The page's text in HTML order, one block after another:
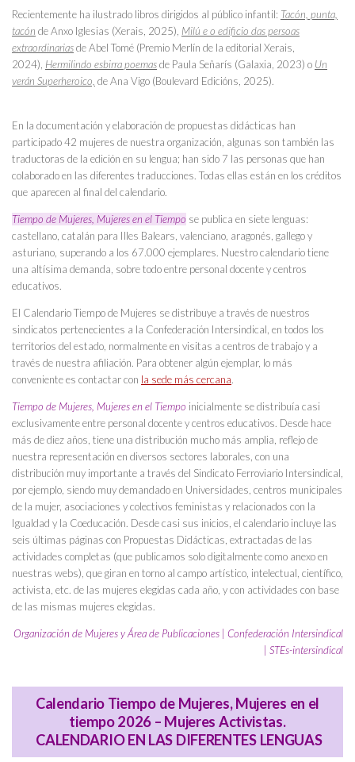
Recientemente ha ilustrado libros dirigidos al público infantil: Tacón, punta,
tacón de Anxo Iglesias (Xerais, 2025), Milú e o edificio das persoas
extraordinariasde Abel Tomé (Premio Merlín de la editorial Xerais,
2024), Hermilindo esbirra poemasde Paula Señarís (Galaxia, 2023) o Un
verán Superheroico, de Ana Vigo (Boulevard Edicións, 2025).
En la documentación y elaboración de propuestas didácticas han
participado 42 mujeres de nuestra organización, algunas son también las
traductoras de la edición en su lengua; han sido 7 las personas que han
colaborado en las diferentes traducciones. Todas ellas están en los créditos
que aparecen al final del calendario.
Tiempo de Mujeres, Mujeres en el Tiempo se publica en siete lenguas:
castellano, catalán para Illes Balears, valenciano, aragonés, gallego y
asturiano, superando a los 67.000 ejemplares. Nuestro calendario tiene
una altísima demanda, sobre todo entre personal docente y centros
educativos.
El Calendario Tiempo de Mujeres se distribuye a través de nuestros
sindicatos pertenecientes a la Confederación Intersindical, en todos los
territorios del estado, normalmente en visitas a centros de trabajo y a
través de nuestra afiliación. Para obtener algún ejemplar, lo más
conveniente es contactar con la sede más cercana.
Tiempo de Mujeres, Mujeres en el Tiempo inicialmente se distribuía casi
exclusivamente entre personal docente y centros educativos. Desde hace
más de diez años, tiene una distribución mucho más amplia, reflejo de
nuestra representación en diversos sectores laborales, con una
distribución muy importante a través del Sindicato Ferroviario Intersindical,
por ejemplo, siendo muy demandado en Universidades, centros municipales
de la mujer, asociaciones y colectivos feministas y relacionados con la
Igualdad y la Coeducación. Desde casi sus inicios, el calendario incluye las
seis últimas páginas con Propuestas Didácticas, extractadas de las
actividades completas (que publicamos solo digitalmente como anexo en
nuestras webs), que giran en torno al campo artístico, intelectual, científico,
activista, etc. de las mujeres elegidas cada año, y con actividades con base
de las mismas mujeres elegidas.
Organización de Mujeres y Área de Publicaciones | Confederación Intersindical
| STEs-intersindical
Calendario Tiempo de Mujeres, Mujeres en el
tiempo 2026 – Mujeres Activistas.
CALENDARIO EN LAS DIFERENTES LENGUAS